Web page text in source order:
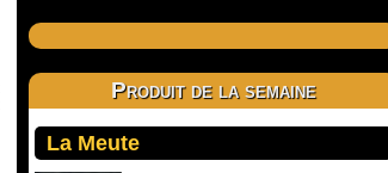
Produit de la semaine
La Meute